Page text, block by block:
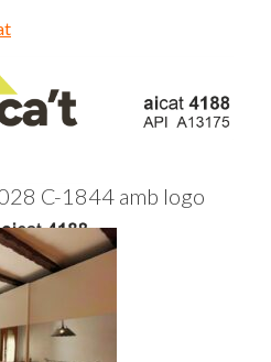
C-1844 amb logo